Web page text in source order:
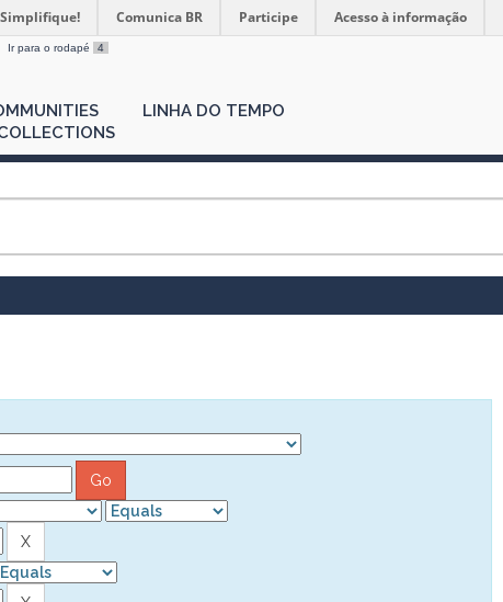
Simplifique! Comunica BR Participe Acesso à informação
Ir para o rodapé 4
LINHA DO TEMPO